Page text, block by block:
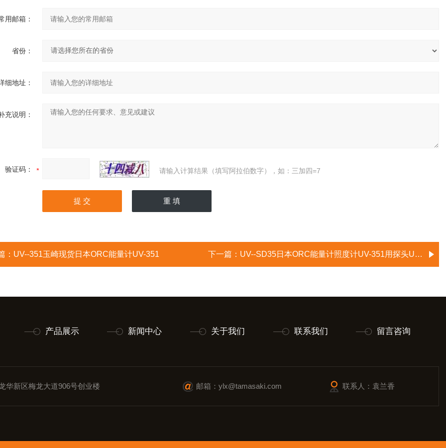
用邮箱：
省份：
细地址：
充说明：
验证码： 请输入计算结果（填写阿拉伯数字），如：三加四=7
： UV--351玉崎现货日本ORC能量计UV-351 下一篇： UV--SD35日本ORC能量计照度计UV-351用探头UV-SD35
产品展示 新闻中心 关于我们 联系我们 留言咨询
华新区梅龙大道906号创业楼 邮箱：ylx@tamasaki.com 联系人：袁兰香